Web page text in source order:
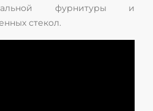
фурнитуры и
стекол.